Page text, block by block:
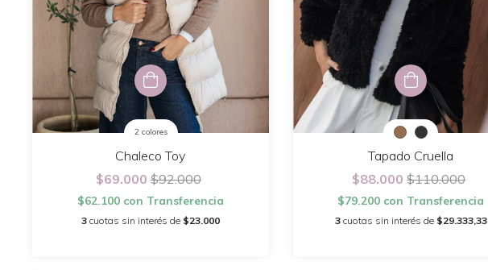
2 colores
Chaleco Toy
$69.000$92.000
$62.100 con Transferencia
3 cuotas sin interés de $23.000
Tapado Cruella
$88.000$110.000
$79.200 con Transferencia
3 cuotas sin interés de $29.333,33